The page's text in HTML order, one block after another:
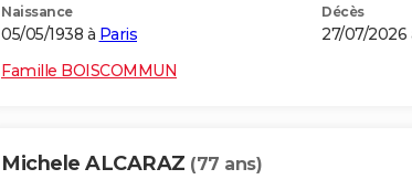
Naissance
05/05/1938 à Paris
Décès
27/07/2026
Famille BOISCOMMUN
Michele ALCARAZ (77 ans)